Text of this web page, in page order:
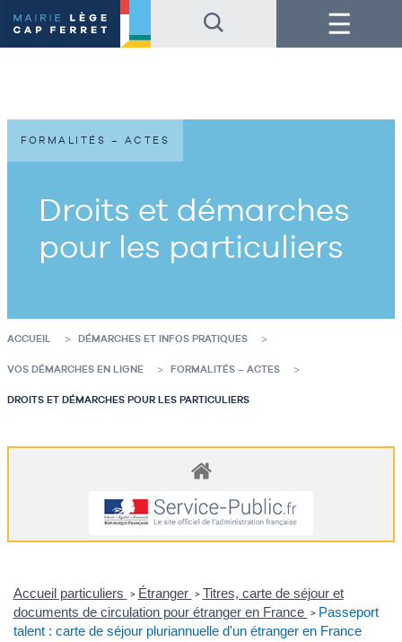
au
contenu
de
au
pied
de
Menu
Droits et démarches
pour les particuliers
FORMALITÉS – ACTES
ACCUEIL DÉMARCHES ET INFOS PRATIQUES
VOS DÉMARCHES EN LIGNE FORMALITÉS – ACTES
DROITS ET DÉMARCHES POUR LES PARTICULIERS
Accueil particuliers > Étranger > Titres, carte de séjour et
documents de circulation pour étranger en France > Passeport
talent : carte de séjour pluriannuelle d'un étranger en France